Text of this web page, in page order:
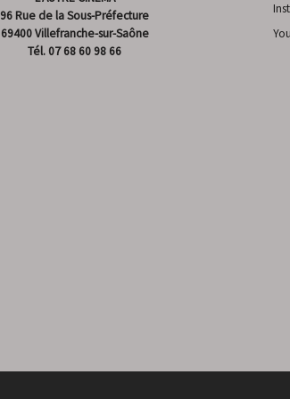
96 Rue de la Sous-Préfecture
69400 Villefranche-sur-Saône
Tél. 07 68 60 98 66